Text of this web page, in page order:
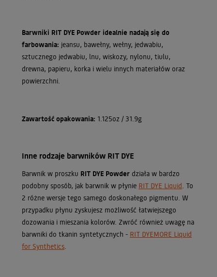
Barwniki RIT DYE Powder idealnie nadają się do
farbowania: jeansu, bawełny, wełny, jedwabiu,
sztucznego jedwabiu, lnu, wiskozy, nylonu, tiulu,
drewna, papieru, korka i wielu innych materiałów oraz
powierzchni.
Zawartość opakowania: 1.125oz / 31.9g
Inne rodzaje barwników RIT DYE
Barwnik w proszku RIT DYE Powder działa w bardzo
podobny sposób, jak barwnik w płynie RIT DYE Liquid . To
2 różne wersje tego samego doskonałego pigmentu. W
przypadku płynu zyskujesz możliwość łatwiejszego
dozowania i mieszania kolorów. Zwróć również uwagę na
barwniki do tkanin syntetycznych - RIT DYEMORE Liquid
for Synthetics